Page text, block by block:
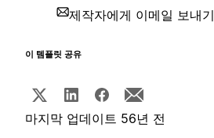
제작자에게 이메일 보내기
이 템플릿 공유
마지막 업데이트 56년 전